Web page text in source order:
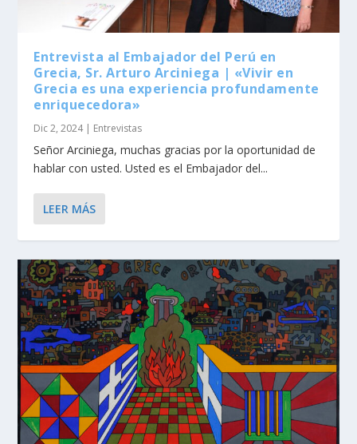
Entrevista al Embajador del Perú en
Grecia, Sr. Arturo Arciniega | «Vivir en
Grecia es una experiencia profundamente
enriquecedora»
Dic 2, 2024| Entrevistas
Señor Arciniega, muchas gracias por la oportunidad de
hablar con usted. Usted es el Embajador del...
LEER MÁS